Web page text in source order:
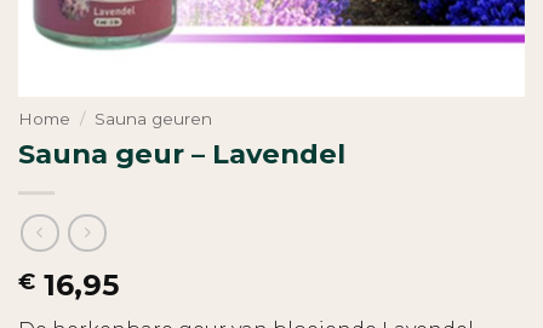
Home / Sauna geuren
Sauna geur – Lavendel
€ 16,95